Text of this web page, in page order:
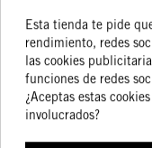
Maneta
De
Embrague
Y Maneta
De Freno
78,65 €
66,85 €
De
Esta tienda te pide
rendimiento, redes
las cookies
funciones de redes
¿Aceptas estas
involucrados?